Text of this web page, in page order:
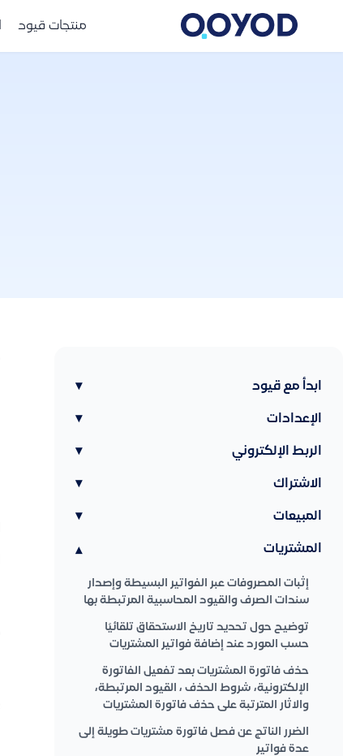
منتجات قيود
ابدأ مع قيود ▾
الإعدادات ▾
الربط الإلكتروني ▾
الاشتراك ▾
المبيعات ▾
المشتريات ▾
إثبات المصروفات عبر الفواتير البسيطة وإصدار
سندات الصرف والقيود المحاسبية المرتبطة بها
توضيح حول تحديد تاريخ الاستحقاق تلقائيًا
حسب المورد عند إضافة فواتير المشتريات
حذف فاتورة المشتريات بعد تفعيل الفاتورة
الإلكترونية، شروط الحذف ، القيود المرتبطة،
والاثار المترتبة على حذف فاتورة المشتريات
الضرر الناتج عن فصل فاتورة مشتريات طويلة إلى
عدة فواتير